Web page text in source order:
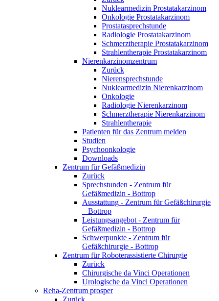
Nuklearmedizin Prostatakarzinom
Onkologie Prostatakarzinom
Prostatasprechstunde
Radiologie Prostatakarzinom
Schmerztherapie Prostatakarzinom
Strahlentherapie Prostatakarzinom
Nierenkarzinomzentrum
Zurück
Nierensprechstunde
Nuklearmedizin Nierenkarzinom
Onkologie
Radiologie Nierenkarzinom
Schmerztherapie Nierenkarzinom
Strahlentherapie
Patienten für das Zentrum melden
Studien
Psychoonkologie
Downloads
Zentrum für Gefäßmedizin
Zurück
Sprechstunden - Zentrum für
Gefäßmedizin - Bottrop
Ausstattung - Zentrum für Gefäßchirurgie
– Bottrop
Leistungsangebot - Zentrum für
Gefäßmedizin - Bottrop
Schwerpunkte - Zentrum für
Gefäßchirurgie - Bottrop
Zentrum für Roboterassistierte Chirurgie
Zurück
Chirurgische da Vinci Operationen
Urologische da Vinci Operationen
Reha-Zentrum prosper
Zurück